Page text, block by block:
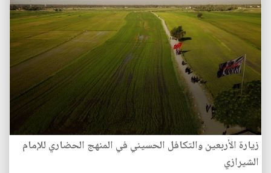
زيارة الأربعين والتكافل الحسيني في المنهج الحضاري للإمام
الشيرازي